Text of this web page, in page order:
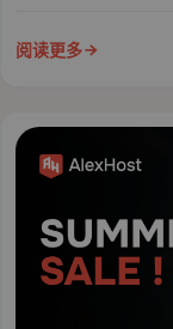
阅读更多